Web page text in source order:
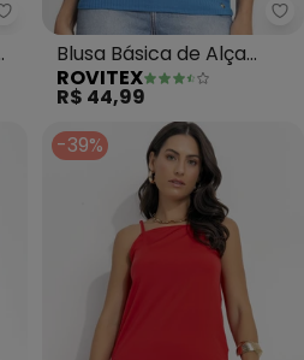
Rovitex - Blusa de Alça
Blusa Básica de Alça
Feminina (Azul)
ROVITEX
R$ 44,99
-39%